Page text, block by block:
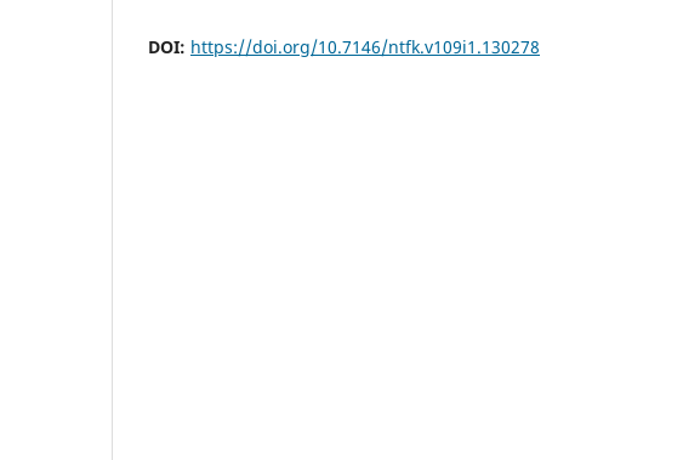
DOI: https://doi.org/10.7146/ntfk.v109i1.130278